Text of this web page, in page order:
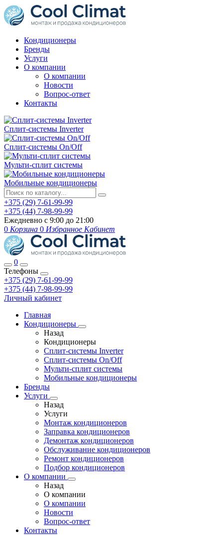
Кондиционеры
Бренды
Услуги
О компании
О компании
Новости
Вопрос-ответ
Контакты
Сплит-системы Inverter
Сплит-системы On/Off
Мульти-сплит системы
Мобильные кондиционеры
+375 (29) 7-61-99-99
+375 (44) 7-98-99-99
Ежедневно с 9:00 до 21:00
0 Корзина 0 Избранное Кабинет
0
Телефоны
+375 (29) 7-61-99-99
+375 (44) 7-98-99-99
Личный кабинет
Главная
Кондиционеры
Назад
Кондиционеры
Сплит-системы Inverter
Сплит-системы On/Off
Мульти-сплит системы
Мобильные кондиционеры
Бренды
Услуги
Назад
Услуги
Монтаж кондиционеров
Заправка кондиционеров
Демонтаж кондиционеров
Обслуживание кондиционеров
Ремонт кондиционеров
Подбор кондиционеров
О компании
Назад
О компании
О компании
Новости
Вопрос-ответ
Контакты